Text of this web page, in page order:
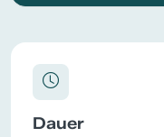
Dauer